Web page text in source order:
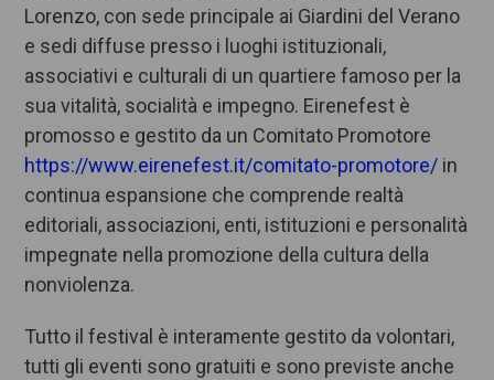
Lorenzo, con sede principale ai Giardini del Verano
e sedi diffuse presso i luoghi istituzionali,
associativi e culturali di un quartiere famoso per la
sua vitalità, socialità e impegno. Eirenefest è
promosso e gestito da un Comitato Promotore
https://www.eirenefest.it/comitato-promotore/ in
continua espansione che comprende realtà
editoriali, associazioni, enti, istituzioni e personalità
impegnate nella promozione della cultura della
nonviolenza.
Tutto il festival è interamente gestito da volontari,
tutti gli eventi sono gratuiti e sono previste anche